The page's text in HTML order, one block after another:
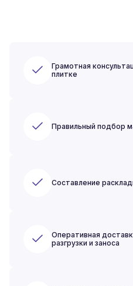
Грамотная
плитке
Правильный подбор
Составление
Оперативная
разгрузки и заноса